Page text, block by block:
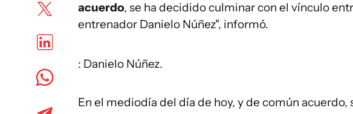
acuerdo, se ha decidido culminar con el vínculo
entrenador Danielo Núñez", informó.
: Danielo Núñez.
En el mediodía del día de hoy, y de común